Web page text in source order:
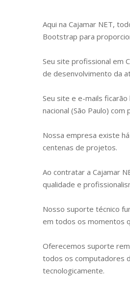
Aqui na Cajamar NET,
Bootstrap para
Seu site profissional em
de desenvolvimento da
Seu site e e-mails
nacional (São Paulo)
Nossa empresa existe
centenas de projetos.
Ao contratar a Cajamar
qualidade e
Nosso suporte técnico
em todos os momentos
Oferecemos suporte
todos os computadores
tecnologicamente.